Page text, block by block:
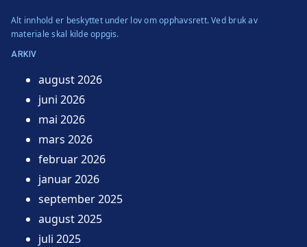
Alt innhold er beskyttet under lov om opphavsrett. Ved bruk av
materiale skal kilde oppgis.
ARKIV
august 2026
juni 2026
mai 2026
mars 2026
februar 2026
januar 2026
september 2025
august 2025
juli 2025